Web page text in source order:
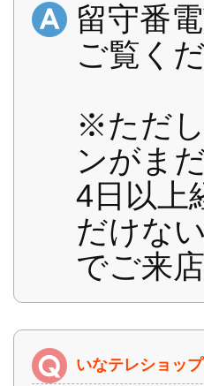
留守番
ご覧く
※ただ
ンがま
4日以上
だけな
でご来
いなテレショッ